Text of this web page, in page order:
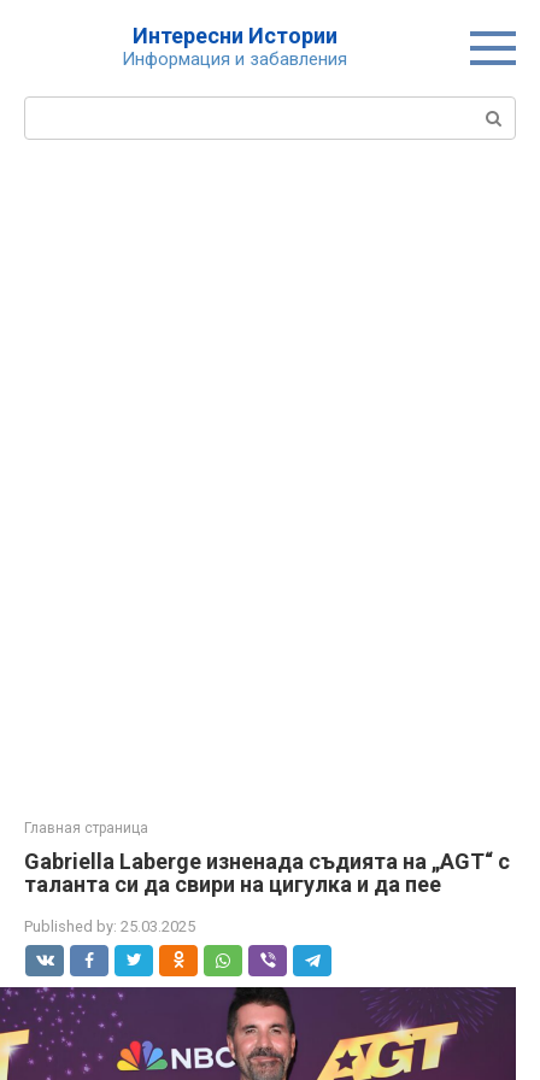
Интересни Истории
Информация и забавления
Search:
Главная страница
Gabriella Laberge изненада съдията на „AGT“ с
таланта си да свири на цигулка и да пее
Published by: 25.03.2025